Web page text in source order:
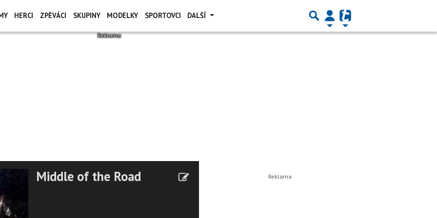
HERCI ZPĚVÁCI SKUPINY MODELKY SPORTOVCI DALŠÍ
Middle of the Road